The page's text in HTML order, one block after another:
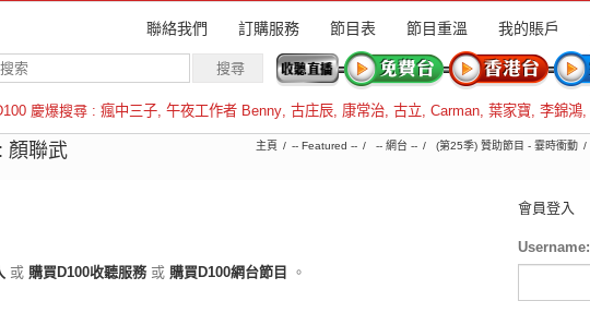
聯絡我們 訂購服務 節目表 節目重溫 我的賬戶
慶爆搜尋 : 瘋中三子, 午夜工作者 Benny, 古庄辰, 康常治, 古立, Carman, 葉家寶, 李錦鴻,
倫斯
顏聯武 主頁 -- Featured -- -- 網台 -- (第25季) 贊助節目 - 霎時衝動
或 購買D100收聽服務 或 購買D100網台節目 。
會員登入
Username: